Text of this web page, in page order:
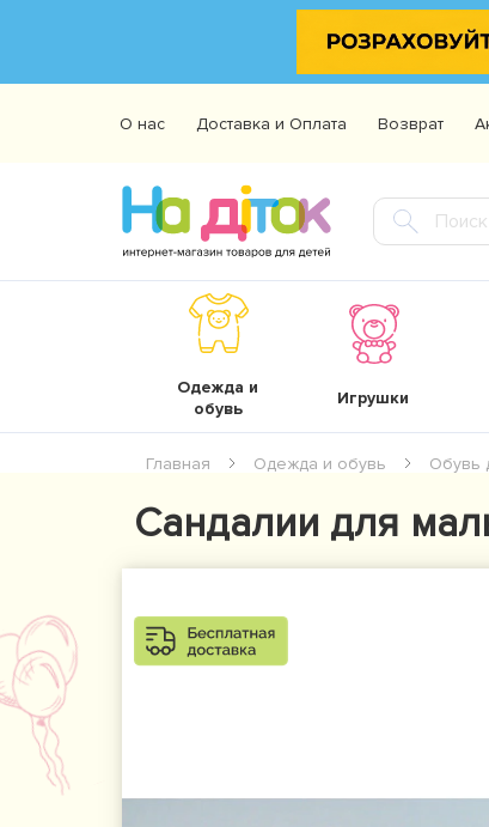
О нас Доставка и Оплата Возврат
Одежда и
обувь
Игрушки
Главная Одежда и обувь Обувь
Сандалии для